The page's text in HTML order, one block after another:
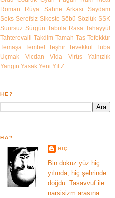
Roman
Rüya Sahne Arkası
Saydam
Seks Serefsiz Sikeste Söbü Sözlük SSK
Suursuz Sürgün Tabula Rasa Tahayyül
Tahterevalli Takdim Tamah Taş Tefekkür
Temaşa
Tembel Teşhir Tevekkül
Tuba
Uçmak
Vicdan Vida Virüs
Yalnızlık
Yangın Yasak Yeni Yıl Z
HE?
HA?
HIÇ
Bin dokuz yüz hiç
yılında, hiç şehrinde
doğdu. Tasavvuf ile
narsisizm arasına